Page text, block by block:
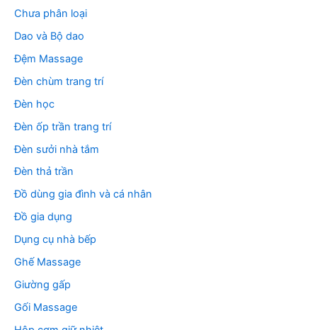
Chưa phân loại
Dao và Bộ dao
Đệm Massage
Đèn chùm trang trí
Đèn học
Đèn ốp trần trang trí
Đèn sưởi nhà tắm
Đèn thả trần
Đồ dùng gia đình và cá nhân
Đồ gia dụng
Dụng cụ nhà bếp
Ghế Massage
Giường gấp
Gối Massage